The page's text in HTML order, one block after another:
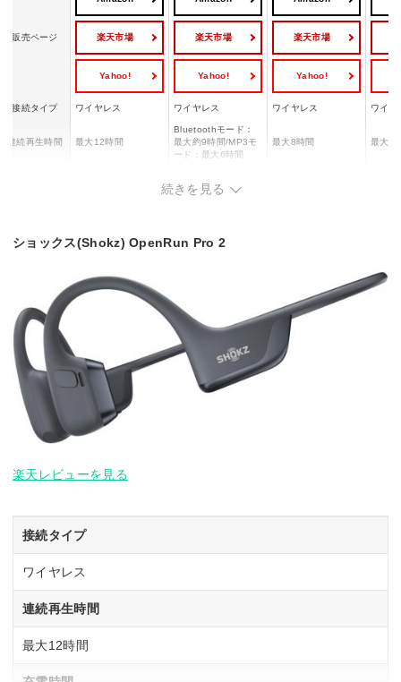
販売ページ 楽天市場
Yahoo!
楽天市場
Yahoo!
楽天市場
Yahoo!
接続タイプ ワイヤレス ワイヤレス ワイヤレス ワイヤ
連続再生時間 最大12時間
Bluetoothモード：
最大約9時間/MP3モ
ード：最大6時間
最大8時間 最大
ト対応
◯
IP68
続きを見る
ショックス(Shokz) OpenRun Pro 2
楽天レビューを見る
接続タイプ
ワイヤレス
連続再生時間
最大12時間